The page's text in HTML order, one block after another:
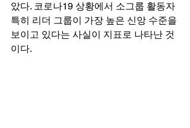
았다. 코로나19 상황에서 소그룹 활동자
특히 리더 그룹이 가장 높은 신앙 수준을
보이고 있다는 사실이 지표로 나타난 것
이다.